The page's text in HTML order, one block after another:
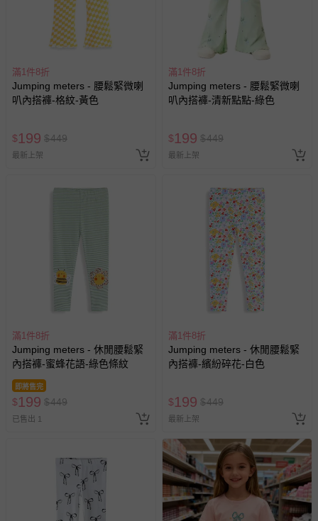
費用，可能會另需加收。
商品實際的配達日期，可於訂單個人資料內的查詢訂單內，
已出貨通知之訊息為主。
如您收到商品，請依正常流程檢查是否完好，若商品遇瑕疵
情形，您可申請更換新品或退貨，請見：
退貨的辦理流程。
若您對於會員帳號、商品訂購與資訊、購物流程、付款方
問，你可詳見：
媽咪愛客服中心。
預購商品：預購為海外同步代購，遇缺貨即會通知媽咪並協
商品如因「價格、組合」等錯誤原因，導致無法安排出貨，
會主動以簡訊及mail通知訂單取消事宜，並將提供適當補
滿1件8折
Jumping meters - 腰鬆緊微喇
叭內搭褲-格紋-黃色
$199 $449
最新上架
滿1件8折
Jumping meters - 腰鬆緊微喇
叭內搭褲-清新點點-綠色
$199 $449
最新上架
滿1件8折
Jumping meters - 休閒腰鬆緊
內搭褲-蜜蜂花語-綠色條紋
即將售完
$199 $449
已售出 1
滿1件8折
Jumping meters - 休閒腰鬆緊
內搭褲-繽紛碎花-白色
$199 $449
最新上架